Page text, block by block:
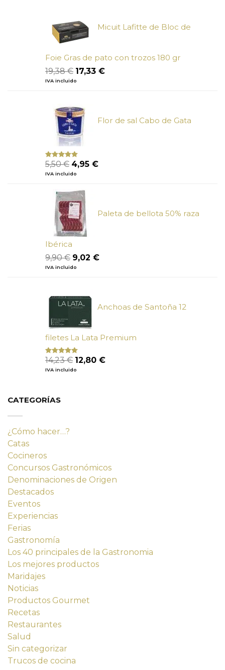
Micuit Lafitte de Bloc de
Foie Gras de pato con trozos 180 gr
19,38€ El
precio
19,38 €.
17,33 €El
IVA incluido
Flor de sal Cabo de Gata
Valorado
con
de
5
5,50€ El
precio
era:
5,50 €.
4,95 €El
IVA incluido
Paleta de bellota 50% raza
Ibérica
9,90€ El
precio
9,02 €El
IVA incluido
Anchoas de Santoña 12
filetes La Lata Premium
Valorado
con
de 5
14,23€ El
precio
12,80 €El
IVA incluido
CATEGORÍAS
¿Cómo hacer…?
Catas
Cocineros
Concursos Gastronómicos
Denominaciones de Origen
Destacados
Eventos
Experiencias
Ferias
Gastronomía
Los 40 principales de la Gastronomia
Los mejores productos
Maridajes
Noticias
Productos Gourmet
Recetas
Restaurantes
Salud
Sin categorizar
Trucos de cocina